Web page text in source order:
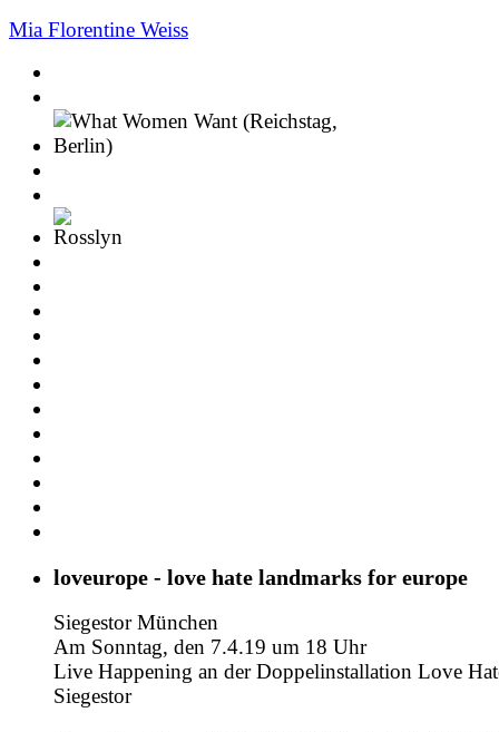
Mia Florentine Weiss
loveurope - love hate landmarks for europe
Siegestor München
Am Sonntag, den 7.4.19 um 18 Uhr
Live Happening an der Doppelinstallation Love
Siegestor